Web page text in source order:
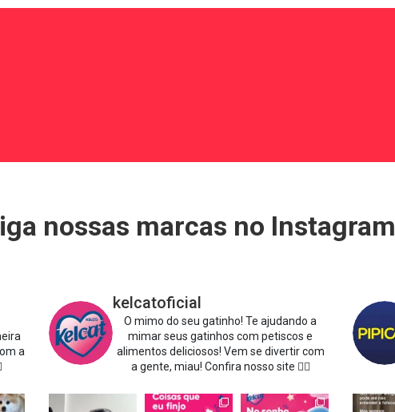
nossas marcas no Instagram
a
kelcatoficial
O mimo do seu gatinho! Te ajudando a
mimar seus gatinhos com petiscos e
alimentos deliciosos! Vem se divertir com
a gente, miau! Confira nosso site 👇🏻